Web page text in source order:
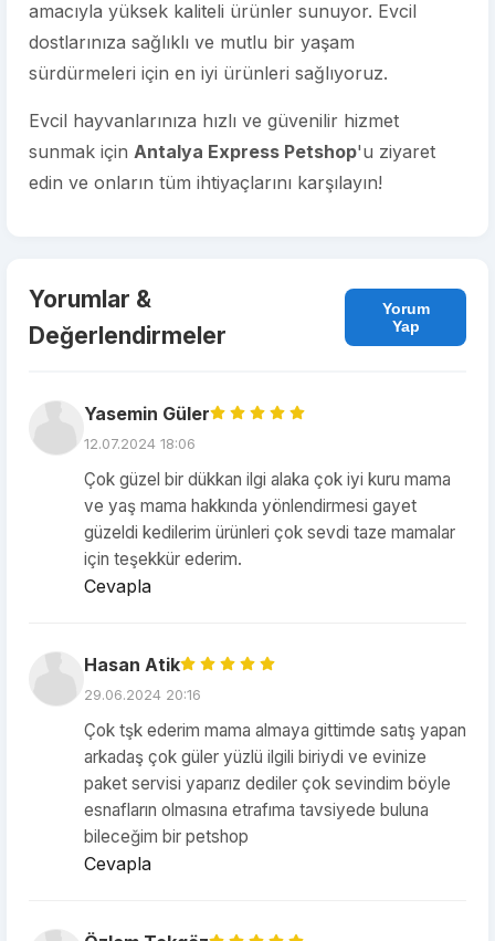
amacıyla yüksek kaliteli ürünler sunuyor. Evcil
dostlarınıza sağlıklı ve mutlu bir yaşam
sürdürmeleri için en iyi ürünleri sağlıyoruz.
Evcil hayvanlarınıza hızlı ve güvenilir hizmet
sunmak için Antalya Express Petshop'u ziyaret
edin ve onların tüm ihtiyaçlarını karşılayın!
Yorumlar &
Değerlendirmeler
Yorum
Yap
Yasemin Güler
12.07.2024 18:06
Çok güzel bir dükkan ilgi alaka çok iyi kuru mama
ve yaş mama hakkında yönlendirmesi gayet
güzeldi kedilerim ürünleri çok sevdi taze mamalar
için teşekkür ederim.
Cevapla
Hasan Atik
29.06.2024 20:16
Çok tşk ederim mama almaya gittimde satış yapan
arkadaş çok güler yüzlü ilgili biriydi ve evinize
paket servisi yaparız dediler çok sevindim böyle
esnafların olmasına etrafıma tavsiyede buluna
bileceğim bir petshop
Cevapla